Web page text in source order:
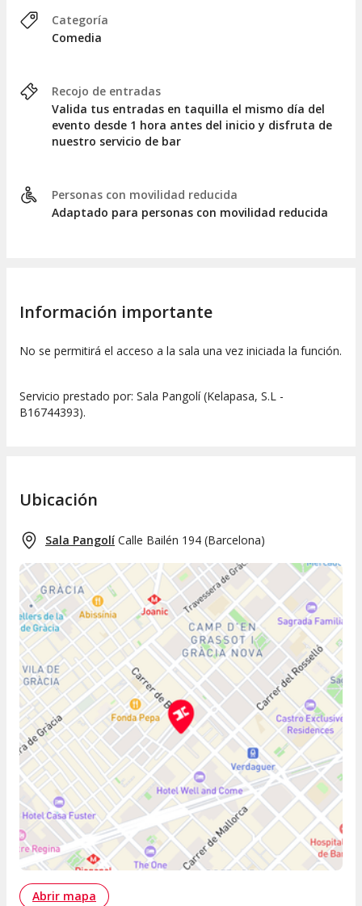
Categoría
Comedia
Recojo de entradas
Valida tus entradas en taquilla el mismo día del
evento desde 1 hora antes del inicio y disfruta de
nuestro servicio de bar
Personas con movilidad reducida
Adaptado para personas con movilidad reducida
Información importante
No se permitirá el acceso a la sala una vez iniciada la función.
Servicio prestado por: Sala Pangolí (Kelapasa, S.L -
B16744393).
Ubicación
Sala Pangolí Calle Bailén 194 (Barcelona)
Abrir mapa